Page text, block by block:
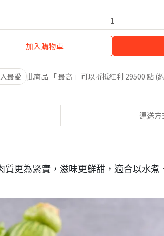
加入購物車
最愛 此商品 「 最高 」可以折抵紅利 29500 點 (
運送方
更為緊實，滋味更鮮甜，適合以水煮